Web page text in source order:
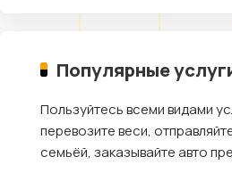
Популярные
Пользуйтесь всеми видами
перевозите веси,
семьёй, заказывайте авто